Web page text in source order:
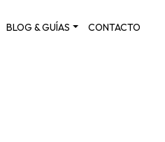
BLOG & GUÍAS CONTACTO